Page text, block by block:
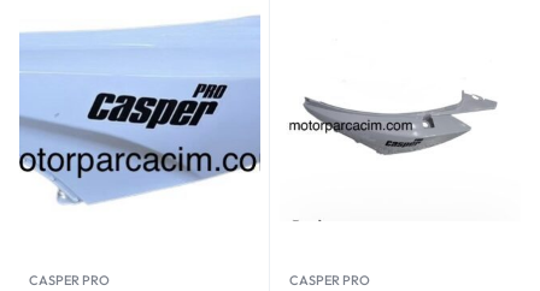
CASPER PRO CASPER PRO